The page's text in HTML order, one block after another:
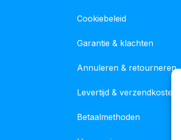
Cookiebeleid
Garantie & klachten
Annuleren & retourneren
Levertijd & verzendkosten
Betaalmethoden